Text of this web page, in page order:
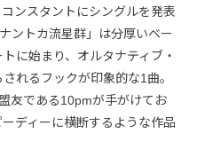
ンスタントにシングルを発表
ントカ流星群」は分厚いベー
に始まり、オルタナティブ・
れるフックが印象的な1曲。
友である10pmが手がけてお
ディーに横断するような作品